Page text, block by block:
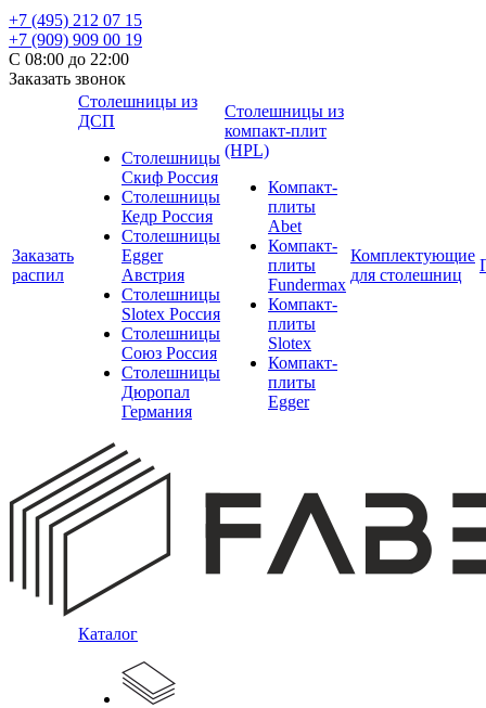
+7 (495) 212 07 15
+7 (909) 909 00 19
С 08:00 до 22:00
Заказать звонок
Заказать
распил
Столешницы из
ДСП
Столешницы
Скиф Россия
Столешницы
Кедр Россия
Столешницы
Egger
Австрия
Столешницы
Slotex Россия
Столешницы
Союз Россия
Столешницы
Дюропал
Германия
Столешницы из
компакт-плит
(HPL)
Компакт-
плиты
Abet
Компакт-
плиты
Fundermax
Компакт-
плиты
Slotex
Компакт-
плиты
Egger
Комплектующие
для столешниц
Каталог